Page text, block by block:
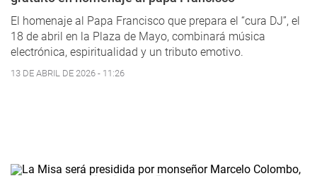
El homenaje al Papa Francisco que prepara el “cura DJ”, el
18 de abril en la Plaza de Mayo, combinará música
electrónica, espiritualidad y un tributo emotivo.
13 DE ABRIL DE 2026 - 11:26